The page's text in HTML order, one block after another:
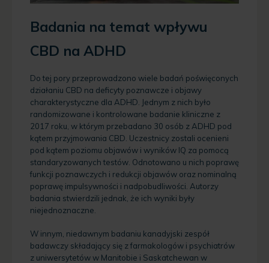
Badania na temat wpływu
CBD na ADHD
Do tej pory przeprowadzono wiele badań poświęconych
działaniu CBD na deficyty poznawcze i objawy
charakterystyczne dla ADHD. Jednym z nich było
randomizowane i kontrolowane badanie kliniczne z
2017 roku, w którym przebadano 30 osób z ADHD pod
kątem przyjmowania CBD. Uczestnicy zostali ocenieni
pod kątem poziomu objawów i wyników IQ za pomocą
standaryzowanych testów. Odnotowano u nich poprawę
funkcji poznawczych i redukcji objawów oraz nominalną
poprawę impulsywności i nadpobudliwości. Autorzy
badania stwierdzili jednak, że ich wyniki były
niejednoznaczne.
W innym, niedawnym badaniu kanadyjski zespół
badawczy składający się z farmakologów i psychiatrów
z uniwersytetów w Manitobie i Saskatchewan w